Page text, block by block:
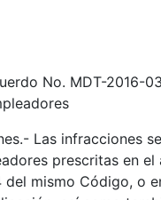
No. MDT-
Las infracciones
prescritas en
mismo Código, o